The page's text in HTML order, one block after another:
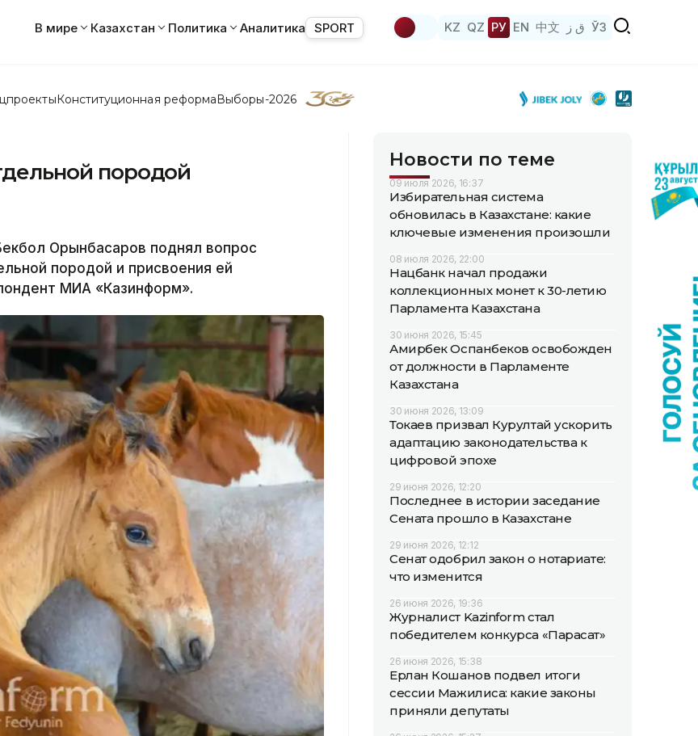
В мире Казахстан Политика Аналитика SPORT KZ QZ РУ EN 中文 ق ز ЎЗ
Конституционная реформаВыборы-2026
породой
Орынбасаров поднял вопрос
породой и присвоения ей
МИА «Казинформ».
Новости по теме
09 июля 2026, 16:37
Избирательная система
обновилась в Казахстане: какие
ключевые изменения произошли
08 июля 2026, 22:00
Нацбанк начал продажи
коллекционных монет к 30-летию
Парламента Казахстана
30 июня 2026, 15:45
Амирбек Оспанбеков освобожден
от должности в Парламенте
Казахстана
30 июня 2026, 13:09
Токаев призвал Курултай ускорить
адаптацию законодательства к
цифровой эпохе
29 июня 2026, 12:20
Последнее в истории заседание
Сената прошло в Казахстане
29 июня 2026, 12:12
Сенат одобрил закон о нотариате:
что изменится
26 июня 2026, 19:36
Журналист Kazinform стал
победителем конкурса «Парасат»
26 июня 2026, 15:38
Ерлан Кошанов подвел итоги
сессии Мажилиса: какие законы
приняли депутаты